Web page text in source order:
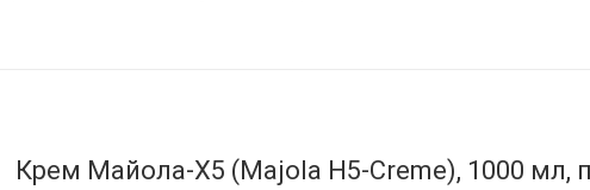
Крем Майола-Х5 (Majola H5-Creme), 1000 мл,